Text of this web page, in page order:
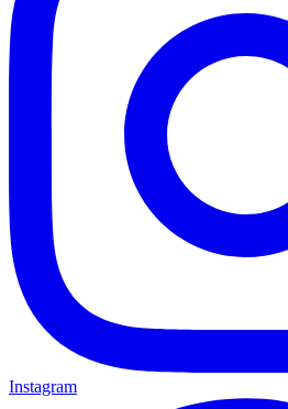
Instagram